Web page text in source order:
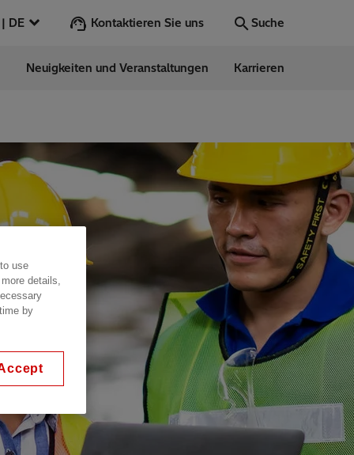
Deutschland | DE Kontaktieren Sie uns Suche
Stories
Neuigkeiten und Veranstaltungen Karrieren
use
details,
by